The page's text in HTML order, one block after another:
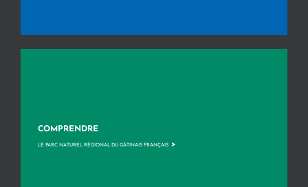
COMPRENDRE
LE PARC NATUREL RÉGIONAL DU GÂTINAIS FRANÇAIS >